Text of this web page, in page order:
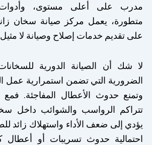
مدرب على أعلى مستوى، وأدوات
متطورة، يعمل مركز صيانة سخان
على تقديم خدمات إصلاح وصيانة لا مثيل
لا شك أن الصيانة الدورية
الضرورية التي تضمن استمرارية عمل
وتمنع حدوث الأعطال المفاجئة.
تتراكم الرواسب والشوائب داخل
يؤدي إلى ضعف الأداء واستهلاك زائد
احتمالية حدوث تسريبات أو أعطال